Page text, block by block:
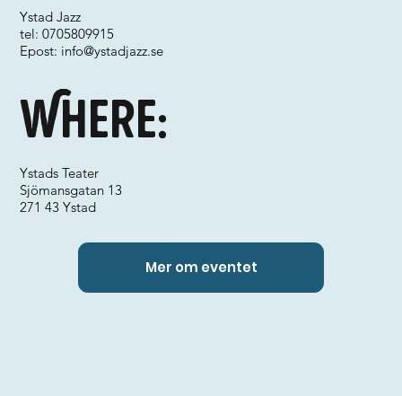
Where:
Ystad Jazz
tel: 0705809915
Epost: info@ystadjazz.se
Ystads Teater
Sjömansgatan 13
271 43 Ystad
Mer om eventet